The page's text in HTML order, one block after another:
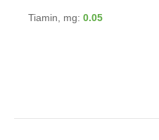
Tiamin, mg: 0.05